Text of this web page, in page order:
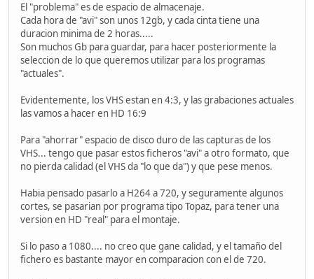
El "problema" es de espacio de almacenaje.
Cada hora de "avi" son unos 12gb, y cada cinta tiene una
duracion minima de 2 horas.....
Son muchos Gb para guardar, para hacer posteriormente la
seleccion de lo que queremos utilizar para los programas
"actuales".
Evidentemente, los VHS estan en 4:3, y las grabaciones actuales
las vamos a hacer en HD 16:9
Para "ahorrar" espacio de disco duro de las capturas de los
VHS... tengo que pasar estos ficheros "avi" a otro formato, que
no pierda calidad (el VHS da "lo que da") y que pese menos.
Habia pensado pasarlo a H264 a 720, y seguramente algunos
cortes, se pasarian por programa tipo Topaz, para tener una
version en HD "real" para el montaje.
Si lo paso a 1080.... no creo que gane calidad, y el tamaño del
fichero es bastante mayor en comparacion con el de 720.